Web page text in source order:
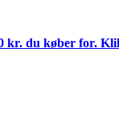
kr. du køber for.